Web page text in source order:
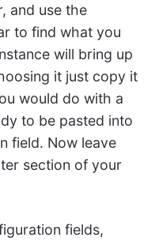
and use the
to find what you
will bring up
it just copy it
would do with a
to be pasted into
field. Now leave
section of your
fields,